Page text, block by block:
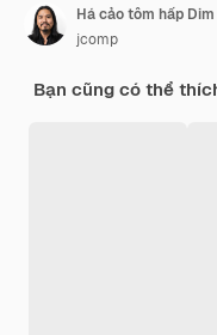
Há cảo tôm hấp
jcomp
Bạn cũng có thể